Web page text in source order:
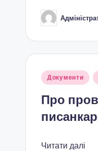
Опубліковано
Опубліковано
Документи
Про
Читати далі